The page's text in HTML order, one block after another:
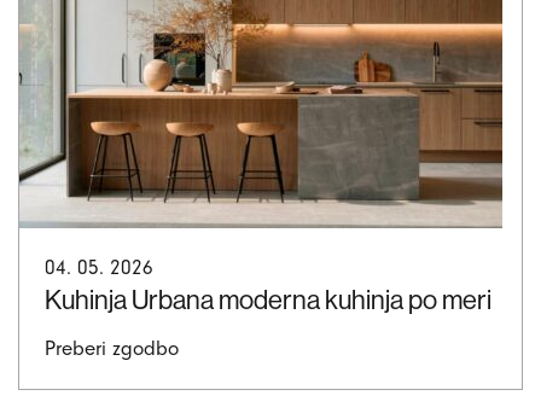
04. 05. 2026
Kuhinja Urbana moderna kuhinja po meri
Preberi zgodbo